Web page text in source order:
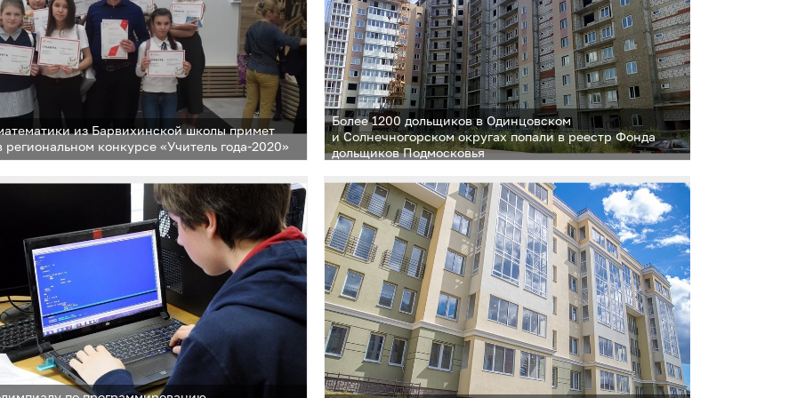
из Барвихинской школы примет
региональном конкурсе «Учитель года-2020»
Более 1200 дольщиков в Одинцовском
и Солнечногорском округах попали в реестр Фонда
дольщиков Подмосковья